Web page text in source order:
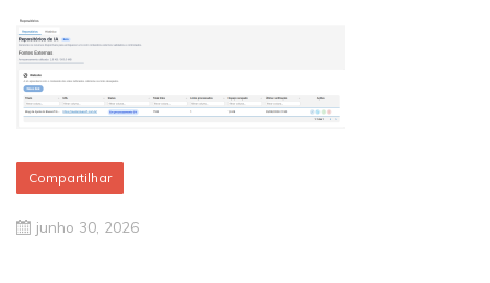
Compartilhar
junho 30, 2026